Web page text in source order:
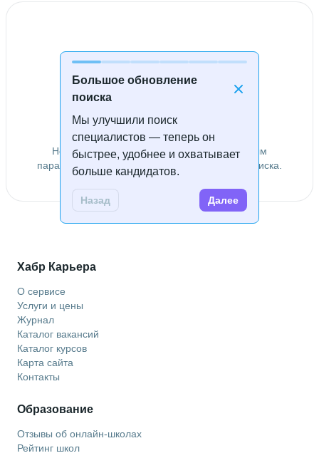
Большое обновление
поиска
Мы улучшили поиск
специалистов — теперь он
быстрее, удобнее и охватывает
больше кандидатов.
Назад Далее
Специалисты не найдены
Не удалось найти специалистов по заданным
параметрам. Попробуйте изменить условия поиска.
Хабр Карьера
О сервисе
Услуги и цены
Журнал
Каталог вакансий
Каталог курсов
Карта сайта
Контакты
Образование
Отзывы об онлайн-школах
Рейтинг школ